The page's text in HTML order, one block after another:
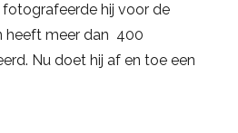
hij voor de
heeft meer dan 400
Nu doet hij af en toe een